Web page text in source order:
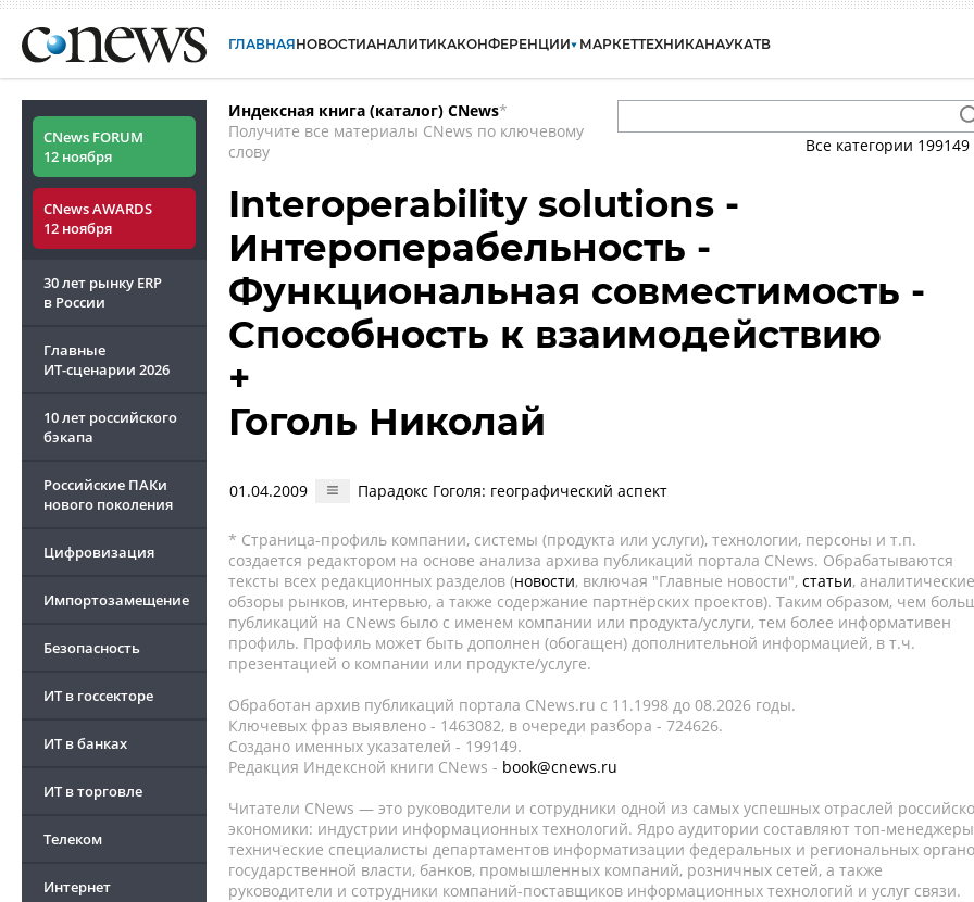
ГЛАВНАЯНОВОСТИАНАЛИТИКАКОНФЕРЕНЦИИ МАРКЕТТЕХНИКАНАУКАТВ
CNews FORUM
12 ноября
CNews AWARDS
12 ноября
30 лет рынку ERP
в России
Главные
ИТ-сценарии 2026
10 лет российского
бэкапа
Российские ПАКи
нового поколения
Цифровизация
Импортозамещение
Безопасность
ИТ в госсекторе
ИТ в банках
ИТ в торговле
Телеком
Интернет
Индексная книга (каталог) CNews*
Получите все материалы CNews по ключевому
слову
Все категории 199149
Interoperability solutions -
Интероперабельность -
Функциональная совместимость -
Способность к взаимодействию
+
Гоголь Николай
01.04.2009 Парадокс Гоголя: географический аспект
* Страница-профиль компании, системы (продукта или услуги), технологии, персоны и т.п.
создается редактором на основе анализа архива публикаций портала CNews. Обрабатываются
тексты всех редакционных разделов (новости, включая "Главные новости", статьи, аналитические
обзоры рынков, интервью, а также содержание партнёрских проектов). Таким образом, чем
публикаций на CNews было с именем компании или продукта/услуги, тем более информативен
профиль. Профиль может быть дополнен (обогащен) дополнительной информацией, в т.ч.
презентацией о компании или продукте/услуге.
Обработан архив публикаций портала CNews.ru c 11.1998 до 08.2026 годы.
Ключевых фраз выявлено - 1463082, в очереди разбора - 724626.
Создано именных указателей - 199149.
Редакция Индексной книги CNews - book@cnews.ru
Читатели CNews — это руководители и сотрудники одной из самых успешных отраслей
экономики: индустрии информационных технологий. Ядро аудитории составляют топ-
технические специалисты департаментов информатизации федеральных и региональных
государственной власти, банков, промышленных компаний, розничных сетей, а также
руководители и сотрудники компаний-поставщиков информационных технологий и услуг связи.